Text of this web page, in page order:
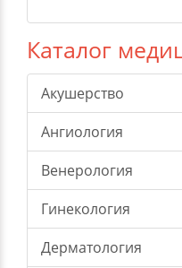
Каталог
Акушерство
Ангиология
Венерология
Гинекология
Дерматология